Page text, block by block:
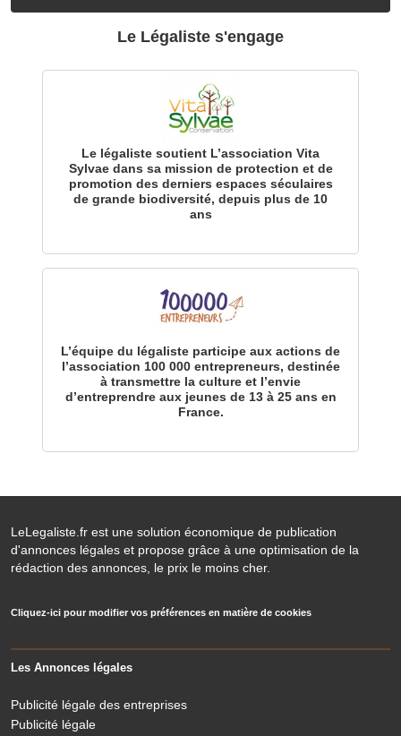
Le Légaliste s'engage
Le légaliste soutient L’association Vita
Sylvae dans sa mission de protection et de
promotion des derniers espaces séculaires
de grande biodiversité, depuis plus de 10
ans
L’équipe du légaliste participe aux actions de
l’association 100 000 entrepreneurs, destinée
à transmettre la culture et l’envie
d’entreprendre aux jeunes de 13 à 25 ans en
France.
LeLegaliste.fr est une solution économique de publication
d'annonces légales et propose grâce à une optimisation de la
rédaction des annonces, le prix le moins cher.
Cliquez-ici pour modifier vos préférences en matière de cookies
Les Annonces légales
Publicité légale des entreprises
Publicité légale